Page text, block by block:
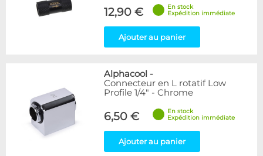
12,90 €
En stock
Expédition immédiate
Ajouter au panier
Alphacool -
Connecteur en L rotatif Low
Profile 1/4" - Chrome
6,50 €
En stock
Expédition immédiate
Ajouter au panier